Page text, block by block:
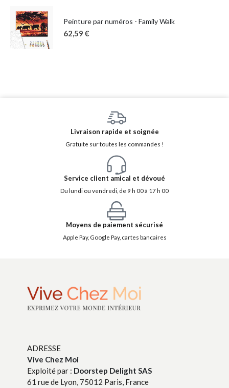
Peinture par numéros - Family Walk
62,59 €
Livraison rapide et soignée
Gratuite sur toutes les commandes !
Service client amical et dévoué
Du lundi ou vendredi, de 9 h 00 à 17 h 00
Moyens de paiement sécurisé
Apple Pay, Google Pay, cartes bancaires
ADRESSE
Vive Chez Moi
Exploité par : Doorstep Delight SAS
61 rue de Lyon, 75012 Paris, France